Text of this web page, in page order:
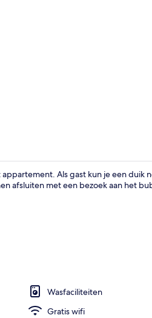
Als gast kun je een duik
afsluiten met een bezoek aan het
Wasfaciliteiten
Gratis wifi